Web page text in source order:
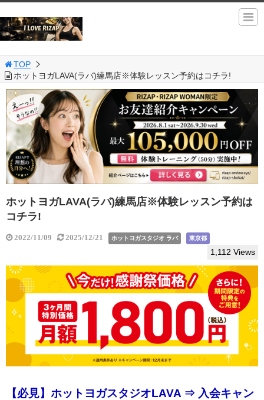
TOP
ホットヨガLAVA(ラバ)練馬店※体験レッスン予約はコチラ!
ホットヨガLAVA(ラバ)練馬店※体験レッスン予約は
コチラ!
2022/11/09 2025/12/21 ホットヨガスタジオ ラバ 東京都
1,112 Views
【必見】ホットヨガスタジオLAVA ⇒ 入会キャン